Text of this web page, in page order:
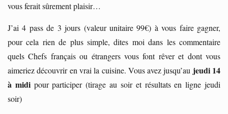
vous ferait sûrement plaisir…
J’ai 4 pass de 3 jours (valeur unitaire 99€) à vous faire gagner,
pour cela rien de plus simple, dites moi dans les commentaire
quels Chefs français ou étrangers vous font rêver et dont vous
aimeriez découvrir en vrai la cuisine. Vous avez jusqu’au jeudi 14
à midipour participer (tirage au soir et résultats en ligne jeudi
soir)